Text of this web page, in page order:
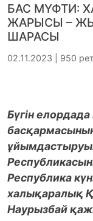
БАС МҮФТИ:
ЖАРЫСЫ –
ШАРАСЫ
02.11.2023 | 950
Бүгін
Республика
халықаралық
Наурызбай